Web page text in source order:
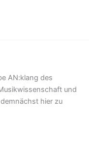
AN:klang des
und
hier zu